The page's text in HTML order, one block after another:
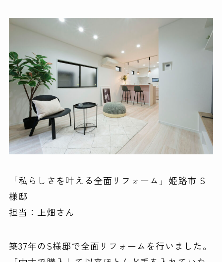
「私らしさを叶える全面リフォーム」姫路市 S
様邸
担当：上畑さん
築37年のS様邸で全面リフォームを行いました。